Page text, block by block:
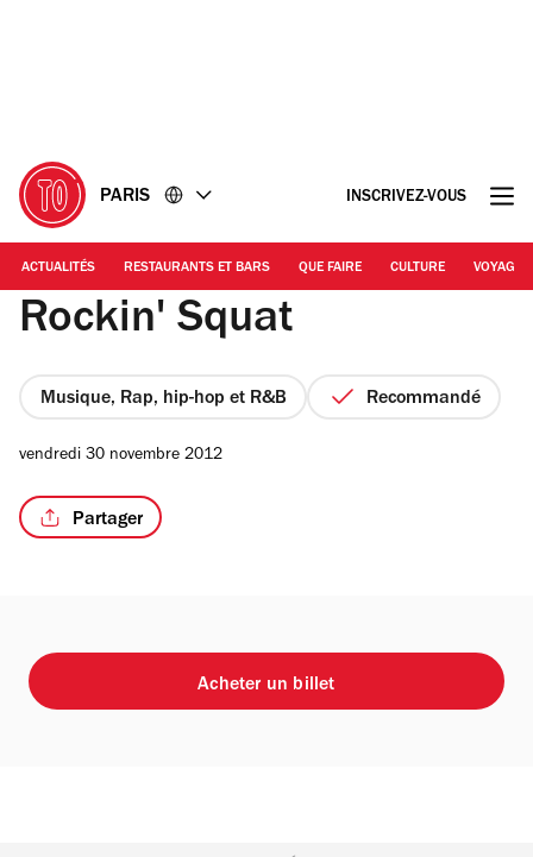
PARIS INSCRIVEZ-VOUS
ACTUALITÉS RESTAURANTS ET BARS QUE FAIRE CULTURE VOYAGE
Rockin' Squat
Musique, Rap, hip-hop et R&B Recommandé
vendredi 30 novembre 2012
Partager
Acheter un billet